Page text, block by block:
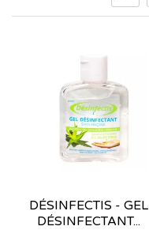
DÉSINFECTIS - GEL
DÉSINFECTANT...